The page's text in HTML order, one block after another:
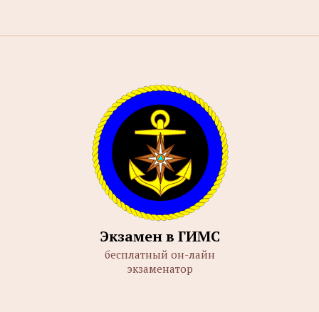
Экзамен в ГИМС
бесплатный он-лайн
экзаменатор